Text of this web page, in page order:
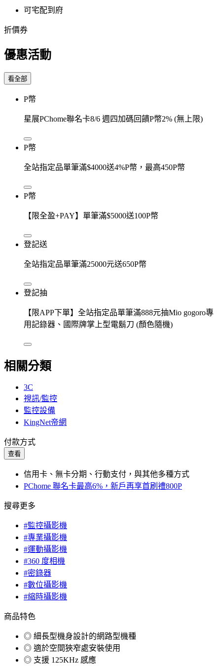
可宅配到府
折價券
優惠活動
看全部
P幣
星展PChome聯名卡8/6 週四加碼回饋P幣2% (無上限)
P幣
全站指定品單筆滿$4000送4%P幣，最高450P幣
P幣
【限全盈+PAY】單筆滿$5000送100P幣
登記送
全站指定品單筆滿25000元送650P幣
登記抽
【限APP下單】全站指定品單筆滿888元抽Mio gogoro專
用記錄器、國際牌掌上型電鬍刀 (顏色隨機)
相關分類
3C
視訊/監控
監控設備
KingNet帝網
付款方式
查看
信用卡、無卡分期、行動支付，與其他多種方式
PChome 聯名卡最高6%，新戶再享首刷禮800P
搜尋更多
#監控攝影機
#專業攝影機
#運動攝影機
#360 度相機
#密錄器
#數位攝影機
#縮時攝影機
商品特色
◎ 細長型機身設計的網路型機種
◎ 適於空間狹窄處安裝使用
◎ 支援 125KHz 感應